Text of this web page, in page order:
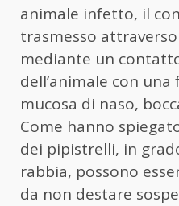
animale infetto, il
trasmesso
mediante un
dell’animale con
mucosa di naso,
Come hanno
dei pipistrelli, in
rabbia, possono
da non destare